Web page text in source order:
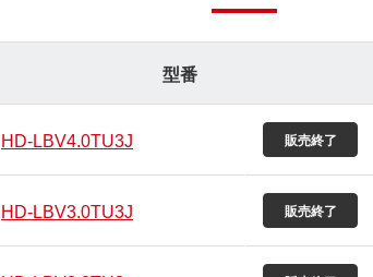
型番
HD-LBV4.0TU3J
HD-LBV3.0TU3J